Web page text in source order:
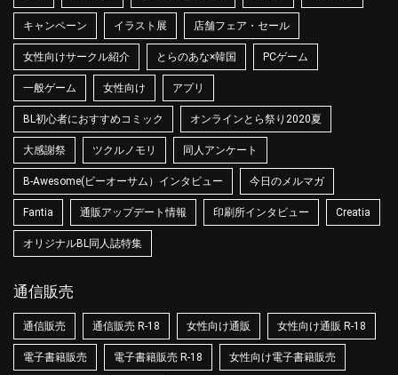
キャンペーン イラスト展 店舗フェア・セール
女性向けサークル紹介 とらのあな×韓国 PCゲーム
一般ゲーム 女性向け アプリ
BL初心者におすすめコミック オンラインとら祭り2020夏
大感謝祭 ツクルノモリ 同人アンケート
B-Awesome(ビーオーサム）インタビュー 今日のメルマガ
Fantia 通販アップデート情報 印刷所インタビュー Creatia
オリジナルBL同人誌特集
通信販売
通信販売 通信販売 R-18 女性向け通販 女性向け通販 R-18
電子書籍販売 電子書籍販売 R-18 女性向け電子書籍販売